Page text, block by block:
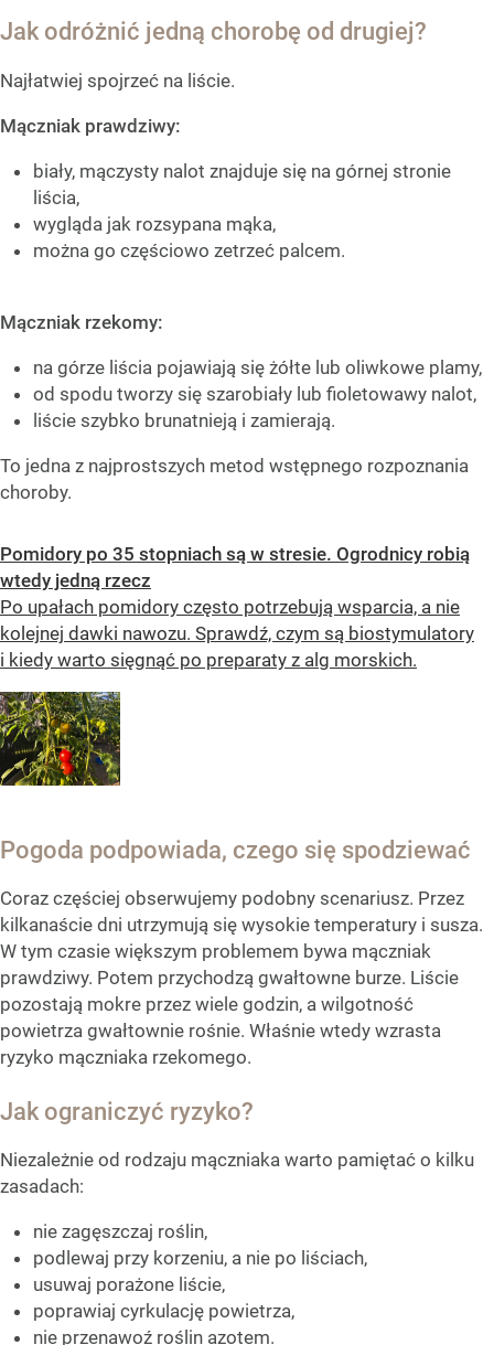
Jak odróżnić jedną chorobę od drugiej?
Najłatwiej spojrzeć na liście.
Mączniak prawdziwy:
biały, mączysty nalot znajduje się na górnej stronie
liścia,
wygląda jak rozsypana mąka,
można go częściowo zetrzeć palcem.
Mączniak rzekomy:
na górze liścia pojawiają się żółte lub oliwkowe plamy,
od spodu tworzy się szarobiały lub fioletowawy nalot,
liście szybko brunatnieją i zamierają.
To jedna z najprostszych metod wstępnego rozpoznania
choroby.
Pomidory po 35 stopniach są w stresie. Ogrodnicy robią
wtedy jedną rzecz
Po upałach pomidory często potrzebują wsparcia, a nie
kolejnej dawki nawozu. Sprawdź, czym są biostymulatory
i kiedy warto sięgnąć po preparaty z alg morskich.
Pogoda podpowiada, czego się spodziewać
Coraz częściej obserwujemy podobny scenariusz. Przez
kilkanaście dni utrzymują się wysokie temperatury i susza.
W tym czasie większym problemem bywa mączniak
prawdziwy. Potem przychodzą gwałtowne burze. Liście
pozostają mokre przez wiele godzin, a wilgotność
powietrza gwałtownie rośnie. Właśnie wtedy wzrasta
ryzyko mączniaka rzekomego.
Jak ograniczyć ryzyko?
Niezależnie od rodzaju mączniaka warto pamiętać o kilku
zasadach:
nie zagęszczaj roślin,
podlewaj przy korzeniu, a nie po liściach,
usuwaj porażone liście,
poprawiaj cyrkulację powietrza,
nie przenawoź roślin azotem.